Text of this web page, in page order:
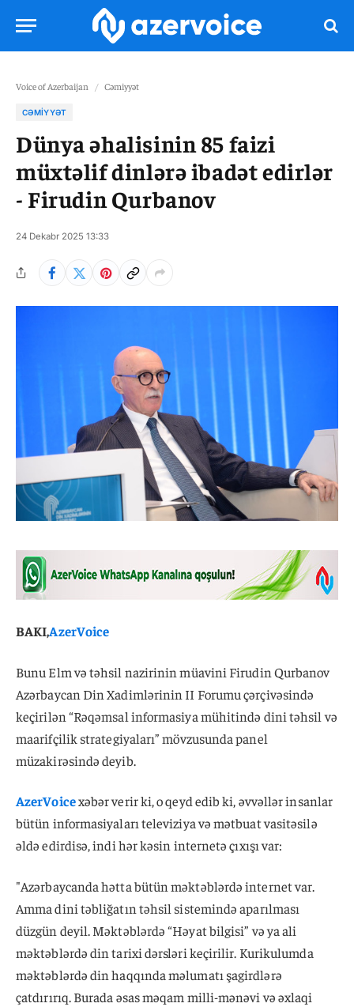
Voice of Azerbaijan / Cəmiyyət
CƏMIYYƏT
Dünya əhalisinin 85 faizi
müxtəlif dinlərə ibadət edirlər
- Firudin Qurbanov
24 Dekabr 2025 13:33
BAKI,AzerVoice
Bunu Elm və təhsil nazirinin müavini Firudin Qurbanov
Azərbaycan Din Xadimlərinin II Forumu çərçivəsində
keçirilən “Rəqəmsal informasiya mühitində dini təhsil və
maarifçilik strategiyaları” mövzusunda panel
müzakirəsində deyib.
AzerVoicexəbər verir ki, o qeyd edib ki, əvvəllər insanlar
bütün informasiyaları televiziya və mətbuat vasitəsilə
əldə edirdisə, indi hər kəsin internetə çıxışı var:
"Azərbaycanda hətta bütün məktəblərdə internet var.
Amma dini təbliğatın təhsil sistemində aparılması
düzgün deyil. Məktəblərdə “Həyat bilgisi” və ya ali
məktəblərdə din tarixi dərsləri keçirilir. Kurikulumda
məktəblərdə din haqqında məlumatı şagirdlərə
çatdırırıq. Burada əsas məqam milli-mənəvi və əxlaqi